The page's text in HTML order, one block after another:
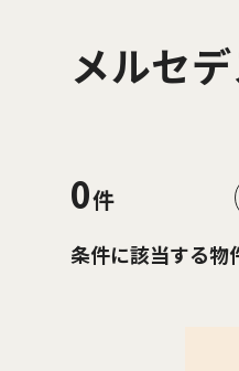
メルセ
0
条件に該当する物